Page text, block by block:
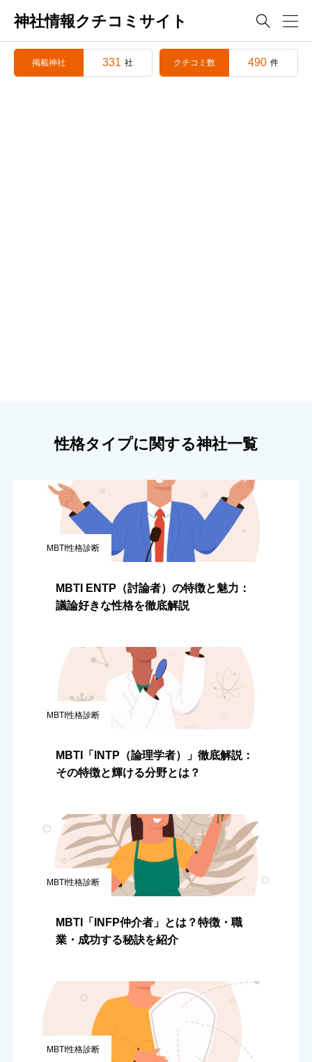
神社情報クチコミサイト 
掲載神社 331 社 クチコミ数 490 件
性格タイプに関する神社一覧
MBTI性格診断
MBTI ENTP（討論者）の特徴と魅力：
議論好きな性格を徹底解説
MBTI性格診断
MBTI「INTP（論理学者）」徹底解説：
その特徴と輝ける分野とは？
MBTI性格診断
MBTI「INFP仲介者」とは？特徴・職
業・成功する秘訣を紹介
MBTI性格診断